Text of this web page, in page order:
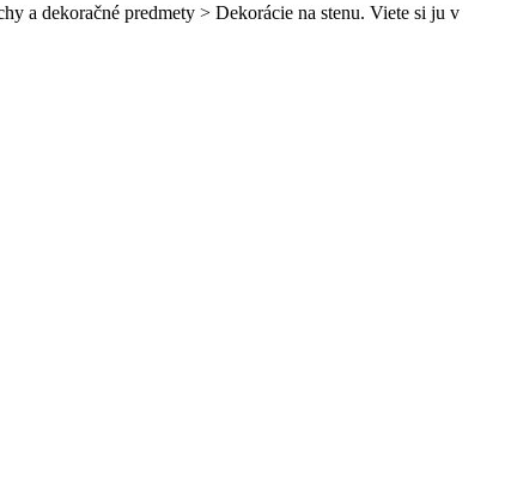
a dekoračné predmety > Dekorácie na stenu. Viete si ju v